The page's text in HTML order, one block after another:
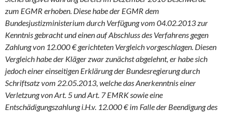
zum EGMR erhoben. Diese habe der EGMR dem
Bundesjustizministerium durch Verfügung vom 04.02.2013 zur
Kenntnis gebracht und einen auf Abschluss des Verfahrens gegen
Zahlung von 12.000 € gerichteten Vergleich vorgeschlagen. Diesen
Vergleich habe der Kläger zwar zunächst abgelehnt, er habe sich
jedoch einer einseitigen Erklärung der Bundesregierung durch
Schriftsatz vom 22.05.2013, welche das Anerkenntnis einer
Verletzung von Art. 5 und Art. 7 EMRK sowie eine
Entschädigungszahlung i.H.v. 12.000 € im Falle der Beendigung des